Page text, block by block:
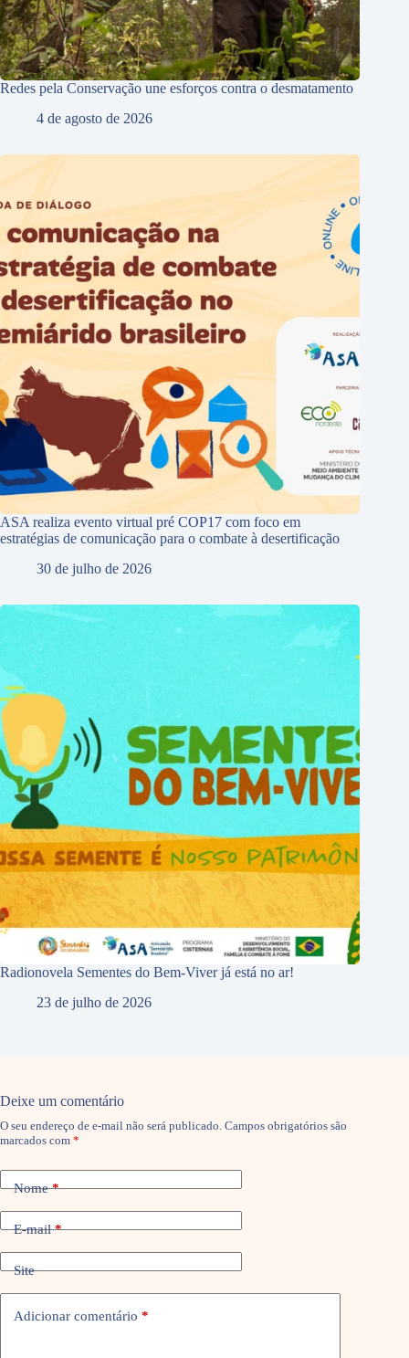
Redes pela Conservação une esforços contra o desmatamento
4 de agosto de 2026
ASA realiza evento virtual pré COP17 com foco em
estratégias de comunicação para o combate à desertificação
30 de julho de 2026
Radionovela Sementes do Bem-Viver já está no ar!
23 de julho de 2026
Deixe um comentário
O seu endereço de e-mail não será publicado. Campos obrigatórios são
marcados com *
Nome*
E-mail*
Site
Adicionar comentário *